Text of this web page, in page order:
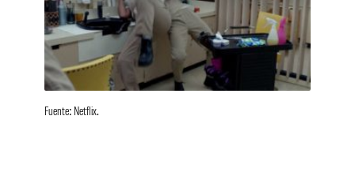
Fuente: Netflix.